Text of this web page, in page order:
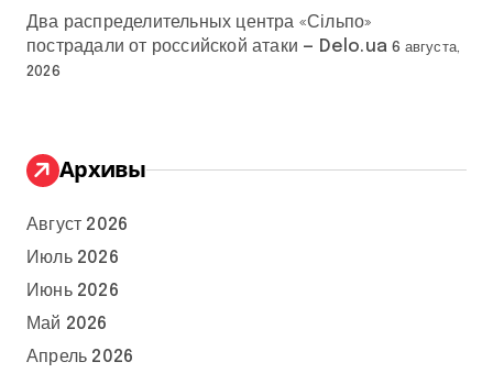
Два распределительных центра «Сільпо»
пострадали от российской атаки — Delo.ua 6 августа,
2026
Архивы
Август 2026
Июль 2026
Июнь 2026
Май 2026
Апрель 2026